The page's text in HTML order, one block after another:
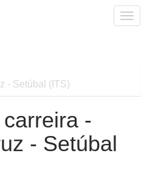
- Setúbal (ITS)
-
- Setúbal